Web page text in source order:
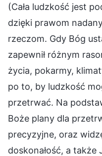
(Cała ludzkość jest
dzięki prawom
rzeczom. Gdy Bóg
zapewnił różnym
życia, pokarmy,
po to, by ludzkość
przetrwać. Na
Boże plany dla
precyzyjne, oraz
doskonałość, a także